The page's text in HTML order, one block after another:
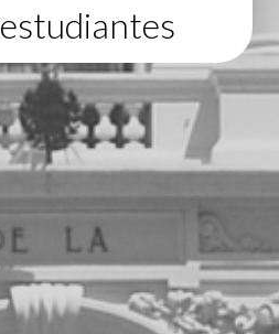
estudiantes